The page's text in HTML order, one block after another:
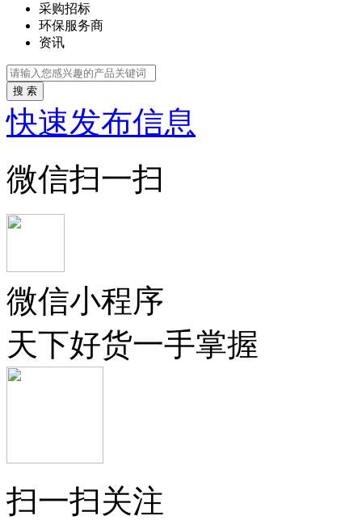
采购招标
环保服务商
资讯
搜 索
快速发布信息
微信扫一扫
微信小程序
天下好货一手掌握
扫一扫关注